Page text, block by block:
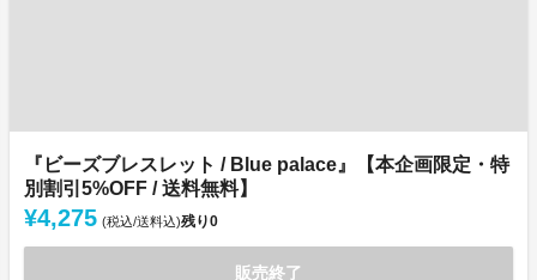
『ビーズブレスレット / Blue palace』【本企画限定・特
別割引5%OFF / 送料無料】
¥4,275 (税込/送料込)残り0
販売終了